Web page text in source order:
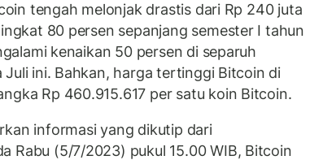
tengah melonjak drastis dari Rp 240 juta
80 persen sepanjang semester I tahun
kenaikan 50 persen di separuh
ini. Bahkan, harga tertinggi Bitcoin di
Rp 460.915.617 per satu koin Bitcoin.
informasi yang dikutip dari
Rabu (5/7/2023) pukul 15.00 WIB, Bitcoin